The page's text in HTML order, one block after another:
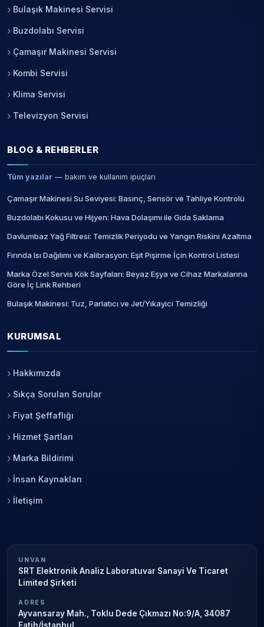
Bulaşık Makinesi Servisi
Buzdolabı Servisi
Çamaşır Makinesi Servisi
Kombi Servisi
Klima Servisi
Televizyon Servisi
BLOG & REHBERLER
Tüm yazılar — bakım ve kullanım ipuçları
Çamaşır Makinesi Su Seviyesi: Basınç, Sensör ve Tahliye Kontrolü
Buzdolabı Kokusu ve Hijyen: Hava Dolaşımı ile Gıda Saklama
Davlumbaz Yağ Filtresi: Temizlik Periyodu ve Yangın Riskini Azaltma
Fırında Isı Dağılımı ve Kalibrasyon: Eşit Pişirme İçin Kontrol Listesi
Marka Özel Servis Kök Sayfaları: Beyaz Eşya ve Cihaz Markalarına
Göre İç Link Rehberi
Bulaşık Makinesi: Tuz, Parlatıcı ve Jet/Yıkayici Temizliği
KURUMSAL
Hakkımızda
Sıkça Sorulan Sorular
Fiyat Şeffaflığı
Hizmet Şartları
Marka Bildirimi
İnsan Kaynakları
İletişim
UNVAN
SRT Elektronik Analiz Laboratuvar Sanayi Ve Ticaret
Limited Şirketi
ADRES
Ayvansaray Mah., Toklu Dede Çıkmazı No:9/A, 34087